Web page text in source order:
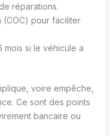
réparations.
pour faciliter
si le véhicule a
voire empêche,
Ce sont des points
bancaire ou